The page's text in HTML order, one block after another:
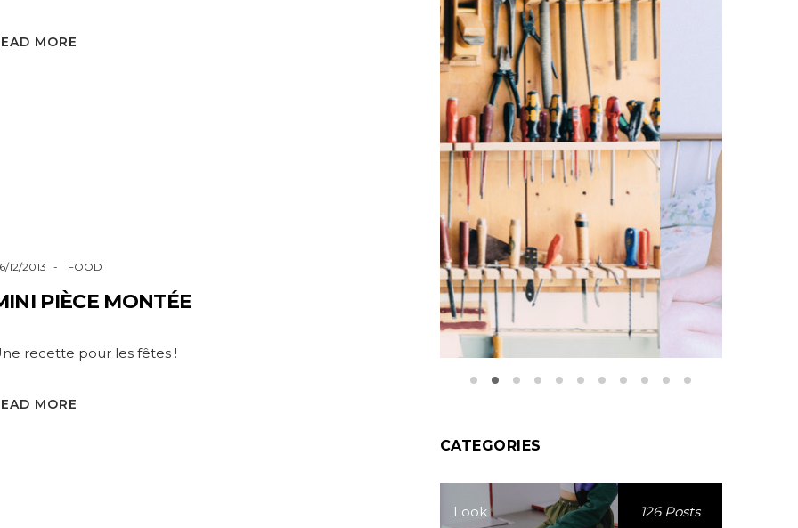
MORE
12/2013 FOOD
PIÈCE MONTÉE
recette pour les fêtes !
MORE
CATEGORIES
Look 126 Posts